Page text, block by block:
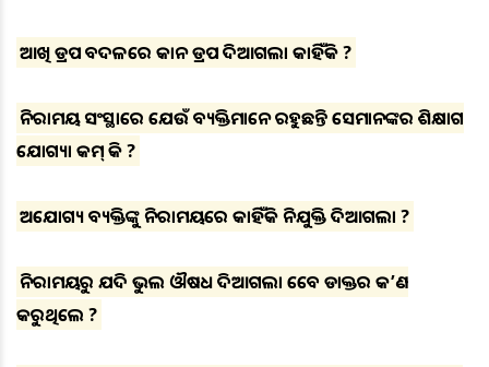
ଆଖି ଡ୍ରପ ବଦଳରେ କାନ ଡ୍ରପ ଦିଆଗଲା କାହିଁକି ?
ନିରାମୟ ସଂସ୍ଥାରେ ଯେଉଁ ବ୍ୟକ୍ତିମାନେ ରହୁଛନ୍ତି ସେମାନଙ୍କର ଶିକ୍ଷାଗତ
ଯୋଗ୍ୟତା କମ୍ କି ?
ଅଯୋଗ୍ୟ ବ୍ୟକ୍ତିଙ୍କୁ ନିରାମୟରେ କାହିଁକି ନିଯୁକ୍ତି ଦିଆଗଲା ?
ନିରାମୟରୁ ଯଦି ଭୁଲ ଔଷଧ ଦିଆଗଲା ତେବେ ଡାକ୍ତର କ’ଣ
କରୁଥିଲେ ?